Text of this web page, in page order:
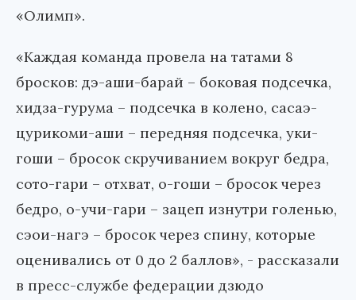
«Олимп».
«Каждая команда провела на татами 8
бросков: дэ-аши-барай – боковая подсечка,
хидза-гурума – подсечка в колено, сасаэ-
цурикоми-аши – передняя подсечка, уки-
гоши – бросок скручиванием вокруг бедра,
сото-гари – отхват, о-гоши – бросок через
бедро, о-учи-гари – зацеп изнутри голенью,
сэои-нагэ – бросок через спину, которые
оценивались от 0 до 2 баллов», - рассказали
в пресс-службе федерации дзюдо